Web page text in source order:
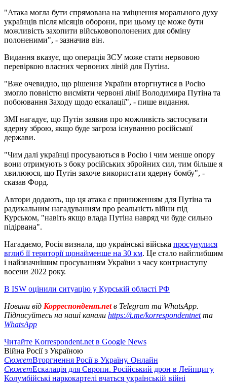
"Атака могла бути спрямована на зміцнення морального духу
українців після місяців оборони, при цьому це може бути
можливість захопити військовополонених для обміну
полоненими", - зазначив він.
Видання вказує, що операція ЗСУ може стати нервовою
перевіркою власних червоних ліній для Путіна.
"Вже очевидно, що рішення України вторгнутися в Росію
змогло повністю висміяти червоні лінії Володимира Путіна та
побоювання Заходу щодо ескалації", - пише видання.
ЗМІ нагадує, що Путін заявив про можливість застосувати
ядерну зброю, якщо буде загроза існуванню російської
держави.
"Чим далі українці просуваються в Росію і чим менше опору
вони отримують з боку російських збройних сил, тим більше я
хвилююся, що Путін захоче використати ядерну бомбу", -
сказав Форд.
Автори додають, що ця атака є приниженням для Путіна та
радикальним нагадуванням про реальність війни під
Курськом, "навіть якщо влада Путіна навряд чи буде сильно
підірвана".
Нагадаємо, Росія визнала, що українські війська просунулися
вглиб її території щонайменше на 30 км. Це стало найглибшим
і найзначнішим просуванням України з часу контрнаступу
восени 2022 року.
В ISW оцінили ситуацію у Курській області РФ
Новини від Корреспондент.netв Telegram та WhatsApp.
Підписуйтесь на наші канали https://t.me/korrespondentnetта
WhatsApp
Читайте Korrespondent.net в Google News
Війна Росії з Україною
СюжетВторгнення Росії в Україну. Онлайн
СюжетЕскалація для Європи. Російський дрон в Лейпцигу
Колумбійські наркокартелі вчаться українській війні